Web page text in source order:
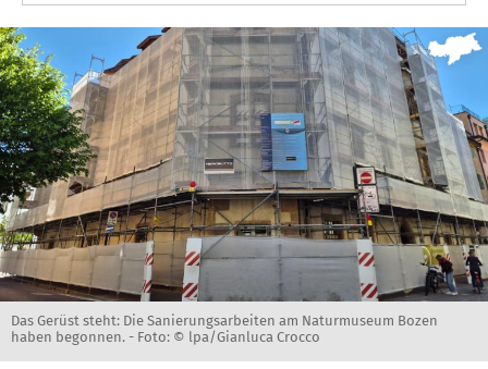
Das Gerüst steht: Die Sanierungsarbeiten am Naturmuseum Bozen
haben begonnen. - Foto: © lpa/Gianluca Crocco